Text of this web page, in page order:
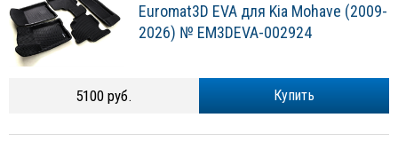
Euromat3D EVA для Kia Mohave (2009-
2026) № EM3DEVA-002924
Купить
5100 руб.